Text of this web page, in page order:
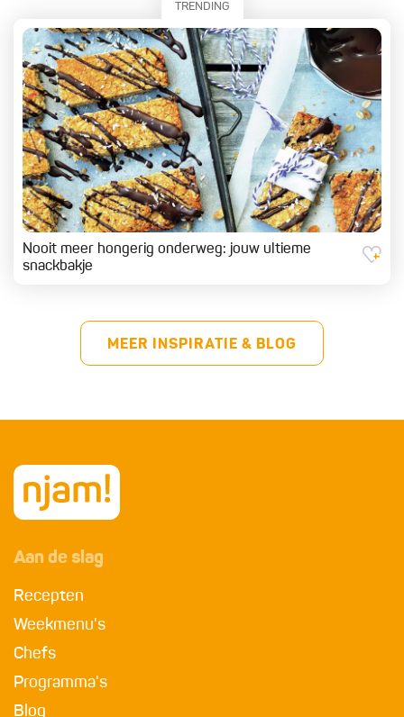
TRENDING
Nooit meer hongerig onderweg: jouw ultieme
snackbakje
MEER INSPIRATIE & BLOG
Aan de slag
Recepten
Weekmenu's
Chefs
Programma's
Blog